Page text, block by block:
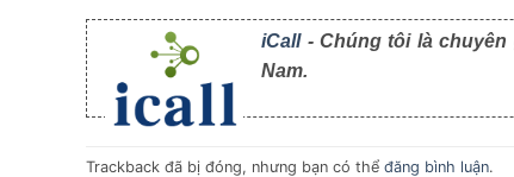
iCall- Chúng tôi là chuyên
Nam.
Trackback đã bị đóng, nhưng bạn có thể đăng bình luận.